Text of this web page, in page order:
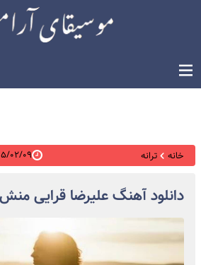
خانه ترانه ۱۴۰۵/۰۲/۰۹
دانلود آهنگ علیرضا قرایی